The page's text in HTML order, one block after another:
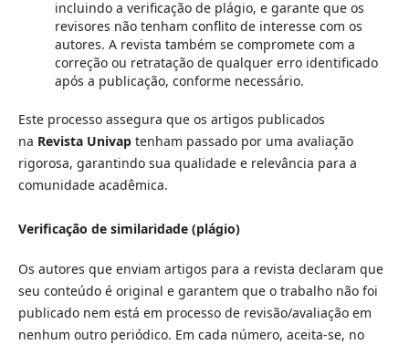
incluindo a verificação de plágio, e garante que os
revisores não tenham conflito de interesse com os
autores. A revista também se compromete com a
correção ou retratação de qualquer erro identificado
após a publicação, conforme necessário.
Este processo assegura que os artigos publicados
na Revista Univaptenham passado por uma avaliação
rigorosa, garantindo sua qualidade e relevância para a
comunidade acadêmica.
Verificação de similaridade (plágio)
Os autores que enviam artigos para a revista declaram que
seu conteúdo é original e garantem que o trabalho não foi
publicado nem está em processo de revisão/avaliação em
nenhum outro periódico. Em cada número, aceita-se, no